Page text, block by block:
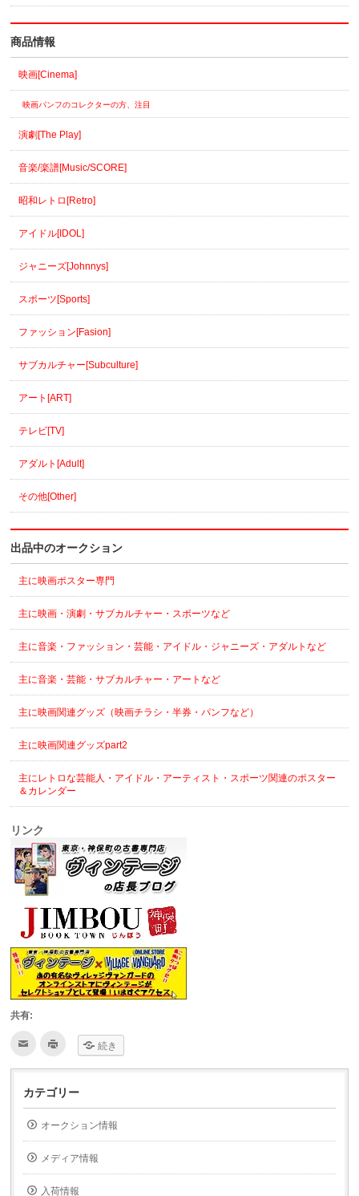
商品情報
映画[Cinema]
映画パンフのコレクターの方、注目
演劇[The Play]
音楽/楽譜[Music/SCORE]
昭和レトロ[Retro]
アイドル[IDOL]
ジャニーズ[Johnnys]
スポーツ[Sports]
ファッション[Fasion]
サブカルチャー[Subculture]
アート[ART]
テレビ[TV]
アダルト[Adult]
その他[Other]
出品中のオークション
主に映画ポスター専門
主に映画・演劇・サブカルチャー・スポーツなど
主に音楽・ファッション・芸能・アイドル・ジャニーズ・アダルトなど
主に音楽・芸能・サブカルチャー・アートなど
主に映画関連グッズ（映画チラシ・半券・パンフなど）
主に映画関連グッズpart2
主にレトロな芸能人・アイドル・アーティスト・スポーツ関連のポスター
＆カレンダー
リンク
共有:
ク
て
友
達
へ
メ
ー
で
送
信
(新
ク
て
印
刷
(新
し
い
ィ
ン
ド
ウ
続き
カテゴリー
オークション情報
メディア情報
入荷情報